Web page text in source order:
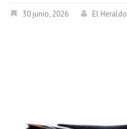
30 junio, 2026 El Heraldo